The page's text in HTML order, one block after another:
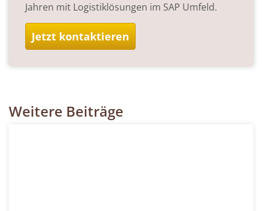
Jahren mit Logistiklösungen im SAP Umfeld.
Jetzt kontaktieren
Weitere Beiträge